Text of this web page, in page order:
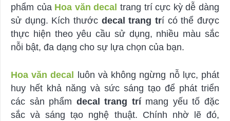
phẩm của Hoa văn decal trang trí cực kỳ dễ dàng
sử dụng. Kích thước decal trang trí có thể được
thực hiện theo yêu cầu sử dụng, nhiều màu sắc
nỗi bật, đa dạng cho sự lựa chọn của bạn.
Hoa văn decal
luôn và không ngừng nỗ lực, phát
huy hết khả năng và sức sáng tạo để phát triển
các sản phẩm decal trang trímang yếu tố đặc
sắc và sáng tạo nghệ thuật. Chính nhờ lẽ đó,